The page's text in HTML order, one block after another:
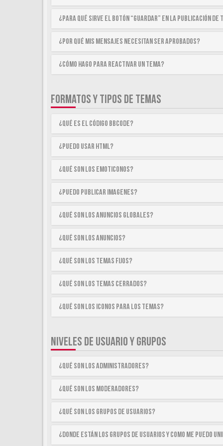
¿Para qué sirve el botón “Guardar” en la publicación de
¿Por qué mis mensajes necesitan ser aprobados?
¿Cómo hago para reactivar un tema?
FORMATOS Y TIPOS DE TEMAS
¿Qué es el código BBCode?
¿Puedo usar HTML?
¿Qué son los emoticonos?
¿Puedo publicar imagenes?
¿Qué son los anuncios globales?
¿Qué son los anuncios?
¿Qué son los temas fijos?
¿Qué son los temas cerrados?
¿Qué son los iconos para los temas?
NIVELES DE USUARIO Y GRUPOS
¿Qué son los Administradores?
¿Qué son los Moderadores?
¿Qué son los Grupos de Usuarios?
¿Donde están los Grupos de Usuarios y como me puedo